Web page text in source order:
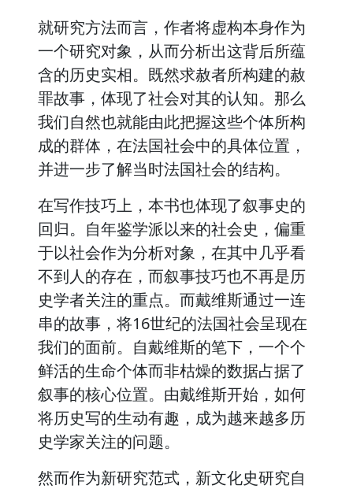
就研究方法而言，作者将虚构本身作为
一个研究对象，从而分析出这背后所蕴
含的历史实相。既然求赦者所构建的赦
罪故事，体现了社会对其的认知。那么
我们自然也就能由此把握这些个体所构
成的群体，在法国社会中的具体位置，
并进一步了解当时法国社会的结构。
在写作技巧上，本书也体现了叙事史的
回归。自年鉴学派以来的社会史，偏重
于以社会作为分析对象，在其中几乎看
不到人的存在，而叙事技巧也不再是历
史学者关注的重点。而戴维斯通过一连
串的故事，将16世纪的法国社会呈现在
我们的面前。自戴维斯的笔下，一个个
鲜活的生命个体而非枯燥的数据占据了
叙事的核心位置。由戴维斯开始，如何
将历史写的生动有趣，成为越来越多历
史学家关注的问题。
然而作为新研究范式，新文化史研究自